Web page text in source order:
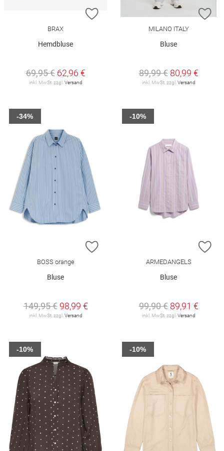
ZUR WUNSCHLISTE HINZUFÜGEN
BRAX
Hemdbluse
69,95 € 62,96 €
inkl. MwSt. zzgl. Versand
MILANO ITALY
Bluse
89,99 € 80,99 €
inkl. MwSt. zzgl. Versand
ZUR WUNSCHLISTE HINZUFÜGEN
BOSS orange
Bluse
149,95 € 98,99 €
inkl. MwSt. zzgl.Versand
-34%
ARMEDANGELS
Bluse
99,90 € 89,91 €
inkl. MwSt. zzgl.Versand
-10%
-10% -10%